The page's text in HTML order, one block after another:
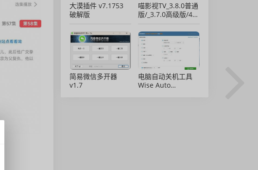
大漠插件 v7.1753
破解版
喵影视TV_3.8.0普通
版/_3.7.0高级版/4.X
低版本完美适配/内
置源/4K超清
简易微信多开器
v1.7
电脑自动关机工具
Wise Auto